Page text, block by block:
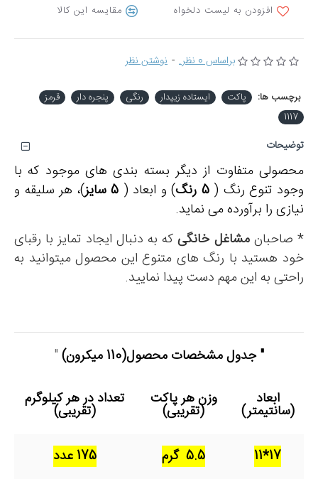
براساس 0 نظر. - نوشتن نظر
افزودن به لیست دلخواه مقایسه این کالا
برچسب ها: پاکت ایستاده زیپدار رنگی پنجره دار
قرمز
1117
توضیحات
محصولی متفاوت از دیگر بسته بندی های موجود که با
وجود تنوع رنگ (5 رنگ ) و ابعاد ( 5 سایز
)، هر سلیقه و
نیازی را برآورده می نماید.
* صاحبانمشاغل خانگیکه به دنبال ایجاد تمایز با رقبای
خود هستید با رنگ های متنوع این محصول میتوانید به
راحتی به این مهم دست پیدا نمایید.
" جدول مشخصات محصول(110 میکرون)
"
ابعاد
(سانتیمتر)
وزن هر پاکت
(تقریبی)
تعداد در هر کیلوگرم
(تقریبی)
17*11 5.5 گرم 175 عدد